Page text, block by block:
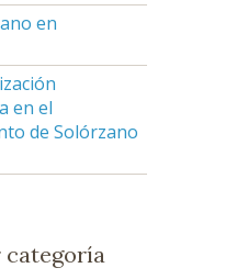
en
en el
de Solórzano